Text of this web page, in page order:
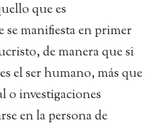
que es
manifiesta en primer
de manera que si
el ser humano, más que
o investigaciones
en la persona de